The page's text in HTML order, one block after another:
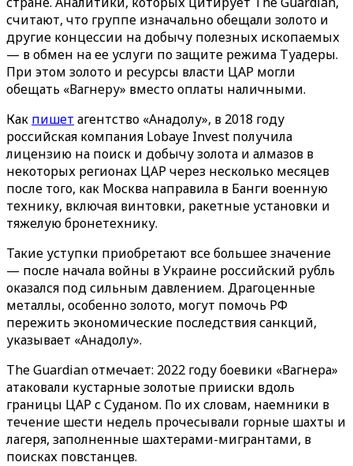
считают, что группе изначально обещали золото и
другие концессии на добычу полезных ископаемых
— в обмен на ее услуги по защите режима Туадеры.
При этом золото и ресурсы власти ЦАР могли
обещать «‎Вагнеру» ‎вместо оплаты наличными.
Как пишет агентство «‎Анадолу»‎, в 2018 году
российская компания Lobaye Invest получила
лицензию на поиск и добычу золота и алмазов в
некоторых регионах ЦАР через несколько месяцев
после того, как Москва направила в Банги военную
технику, включая винтовки, ракетные установки и
тяжелую бронетехнику.
Такие уступки приобретают все большее значение
— после начала войны в Украине российский рубль
оказался под сильным давлением. Драгоценные
металлы, особенно золото, могут помочь РФ
пережить экономические последствия санкций,
указывает «Анадолу».
The Guardian отмечает: 2022 году боевики «Вагнера‎»‎
атаковали кустарные золотые прииски вдоль
границы ЦАР с Суданом. По их словам, наемники в
течение шести недель прочесывали горные шахты и
лагеря, заполненные шахтерами-мигрантами, в
поисках повстанцев.